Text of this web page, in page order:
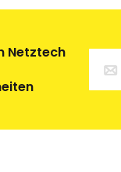
Netztech